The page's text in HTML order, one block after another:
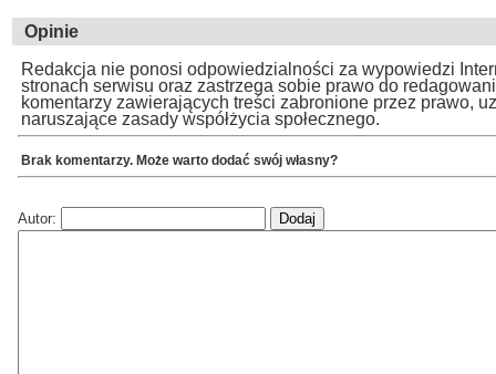
Opinie
Redakcja nie ponosi odpowiedzialności za wypowiedzi
stronach serwisu oraz zastrzega sobie prawo do
komentarzy zawierających treści zabronione przez prawo,
naruszające zasady współżycia społecznego.
Brak komentarzy. Może warto dodać swój własny?
Autor: